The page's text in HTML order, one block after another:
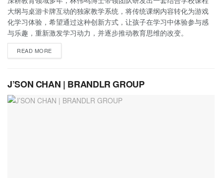
大纲与桌游卡牌互动的独家教学系统，将传统课纲内容转化为游戏
化学习体验，希望通过这种创新方式，让孩子在学习中体验参与感
与乐趣，重新激发学习动力，并逐步推动教育思维的改变。
READ MORE
J’SON CHAN | BRANDLR GROUP